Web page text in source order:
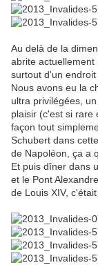
Au delà de la
abrite actuellement
surtout d'un
Nous avons eu la
ultra privilégées,
plaisir (c'est si rare
façon tout
Schubert dans
de Napoléon, ça a
Et puis dîner dans
et le Pont
de Louis XIV,